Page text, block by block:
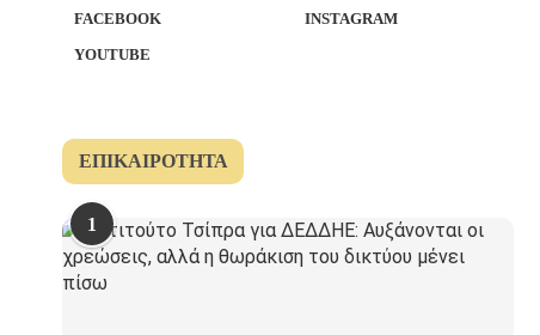
FACEBOOK
INSTAGRAM
YOUTUBE
ΕΠΙΚΑΙΡΌΤΗΤΑ
1